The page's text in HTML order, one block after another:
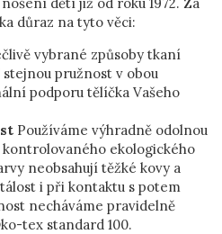
důraz na tyto věci:
vybrané způsoby tkaní
pružnost v obou
podporu tělíčka Vašeho
Používáme výhradně odolnou
ekologického
neobsahují těžké kovy a
i při kontaktu s potem
necháváme pravidelně
tex standard 100.